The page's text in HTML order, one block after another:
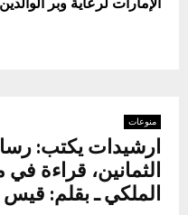
منوعات
ارشيدات يكتب:
الثمانين، قراءة
الملكي ـ بقلم: